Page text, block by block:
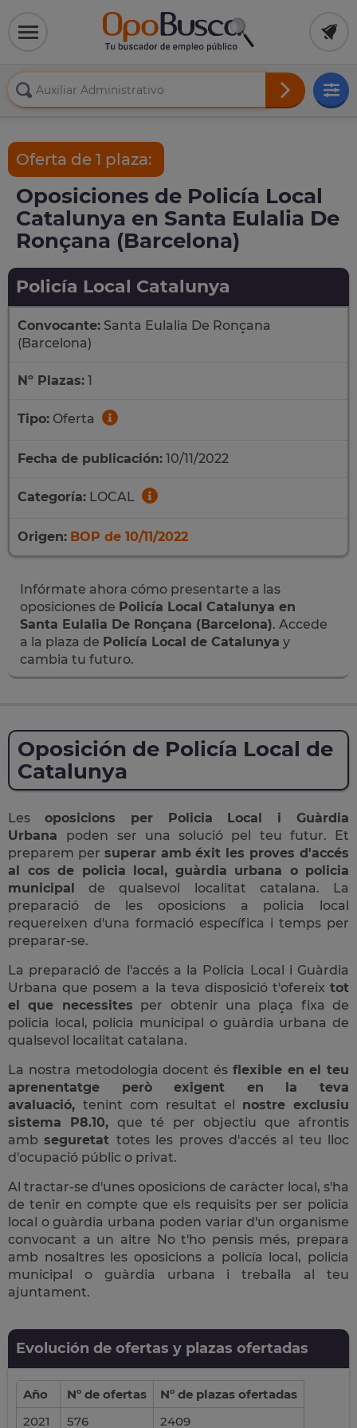
Oferta de 1 plaza:
Oposiciones de Policía Local
Catalunya en Santa Eulalia De
Ronçana (Barcelona)
Policía Local Catalunya
Convocante: Santa Eulalia De Ronçana
(Barcelona)
Nº Plazas: 1
Tipo: Oferta
Fecha de publicación: 10/11/2022
Categoría: LOCAL
Origen: BOP de 10/11/2022
Infórmate ahora cómo presentarte a las
oposiciones de Policía Local Catalunya en
Santa Eulalia De Ronçana (Barcelona). Accede
a la plaza de Policía Local de Catalunya y
cambia tu futuro.
Oposición de Policía Local de
Catalunya
Les oposicions per Policia Local i Guàrdia
Urbana poden ser una solució pel teu futur. Et
preparem per superar amb éxit les proves d'accés
al cos de policia local, guàrdia urbana o policia
municipal de qualsevol localitat catalana. La
preparació de les oposicions a policia local
requereixen d'una formació específica i temps per
preparar-se.
La preparació de l'accés a la Policia Local i Guàrdia
Urbana que posem a la teva disposició t'ofereix tot
el que necessites per obtenir una plaça fixa de
policia local, policia municipal o guàrdia urbana de
qualsevol localitat catalana.
La nostra metodologia docent és flexible en el teu
aprenentatge però exigent en la teva
avaluació, tenint com resultat el nostre exclusiu
sistema P8.10,que té per objectiu que afrontis
ambseguretat totes les proves d'accés al teu lloc
d'ocupació públic o privat.
Al tractar-se d'unes oposicions de caràcter local, s'ha
de tenir en compte que els requisits per ser policia
local o guàrdia urbana poden variar d'un organisme
convocant a un altre No t'ho pensis més, prepara
amb nosaltres les oposicions a policía local, policia
municipal o guàrdia urbana i treballa al teu
ajuntament.
Evolución de ofertas y plazas ofertadas
Año Nº de ofertas
Nº de plazas ofertadas
2021
576 2409